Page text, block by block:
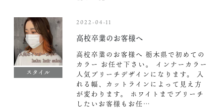
スタイル
2022-04-11
高校卒業のお客様へ
高校卒業のお客様へ 栃木県で初めての
カラー お任せ下さい。 インナーカラー
人気ブリーチデザインになります。 入
れる幅、カットラインによって見え方
が変わります。 ホワイトまでブリーチ
したいお客様もお任…